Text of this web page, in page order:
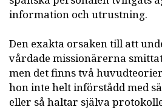
information och utrustning.
Den exakta orsaken till att
vårdade missionärerna
men det finns två
hon inte helt införstådd med
eller så haltar själva